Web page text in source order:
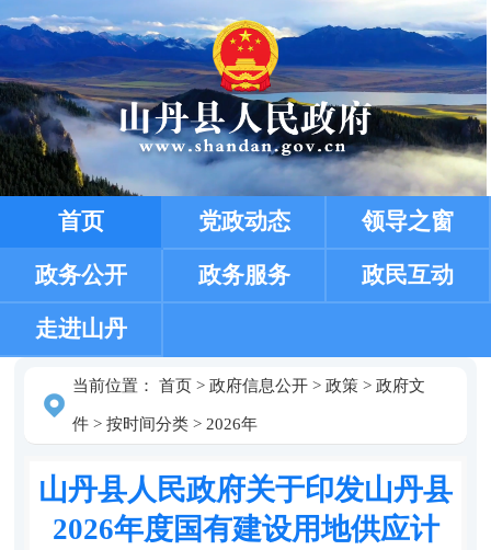
首页 党政动态 领导之窗
政务公开 政务服务 政民互动
走进山丹
当前位置： 首页> 政府信息公开> 政策> 政府文
件> 按时间分类> 2026年
山丹县人民政府关于印发山丹县
2026年度国有建设用地供应计